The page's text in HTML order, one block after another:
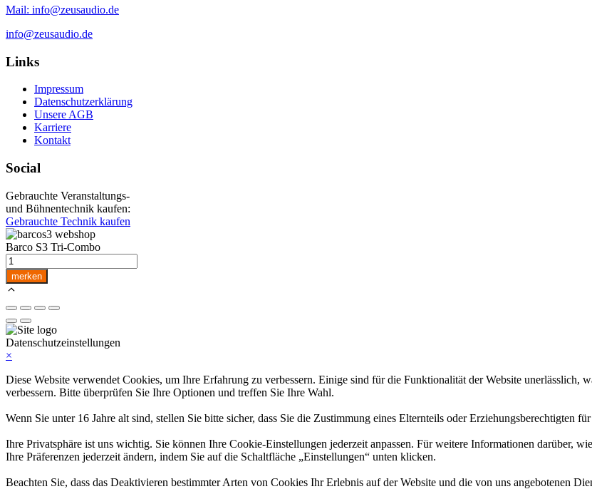
Mail: info@zeusaudio.de
info@zeusaudio.de
Links
Impressum
Datenschutzerklärung
Unsere AGB
Karriere
Kontakt
Social
Gebrauchte Veranstaltungs-
und Bühnentechnik kaufen:
Gebrauchte Technik kaufen
Barco S3 Tri-Combo
Barco
S3
Tri-
Menge
merken
Datenschutzeinstellungen
×
Diese Website verwendet Cookies, um Ihre Erfahrung zu verbessern. Einige sind für die Funktionalität der Website unerlässlich,
verbessern. Bitte überprüfen Sie Ihre Optionen und treffen Sie Ihre Wahl.
Wenn Sie unter 16 Jahre alt sind, stellen Sie bitte sicher, dass Sie die Zustimmung eines Elternteils oder Erziehungsberechtigten
Ihre Privatsphäre ist uns wichtig. Sie können Ihre Cookie-Einstellungen jederzeit anpassen. Für weitere Informationen darüber,
Ihre Präferenzen jederzeit ändern, indem Sie auf die Schaltfläche „Einstellungen“ unten klicken.
Beachten Sie, dass das Deaktivieren bestimmter Arten von Cookies Ihr Erlebnis auf der Website und die von uns angebotenen